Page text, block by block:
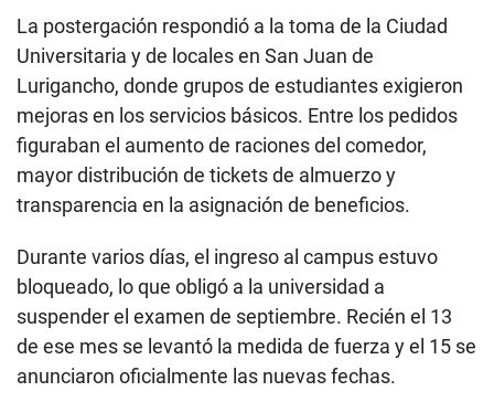
La postergación respondió a la toma de la Ciudad
Universitaria y de locales en San Juan de
Lurigancho, donde grupos de estudiantes exigieron
mejoras en los servicios básicos. Entre los pedidos
figuraban el aumento de raciones del comedor,
mayor distribución de tickets de almuerzo y
transparencia en la asignación de beneficios.
Durante varios días, el ingreso al campus estuvo
bloqueado, lo que obligó a la universidad a
suspender el examen de septiembre. Recién el 13
de ese mes se levantó la medida de fuerza y el 15 se
anunciaron oficialmente las nuevas fechas.